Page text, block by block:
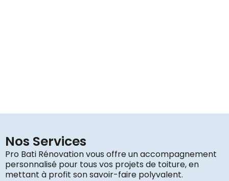
Nos Services
Pro Bati Rénovation vous offre un accompagnement
personnalisé pour tous vos projets de toiture, en
mettant à profit son savoir-faire polyvalent.